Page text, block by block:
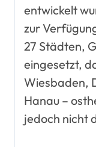
entwickelt
zur
27 Städten,
eingesetzt,
Wiesbaden,
Hanau –
jedoch nicht